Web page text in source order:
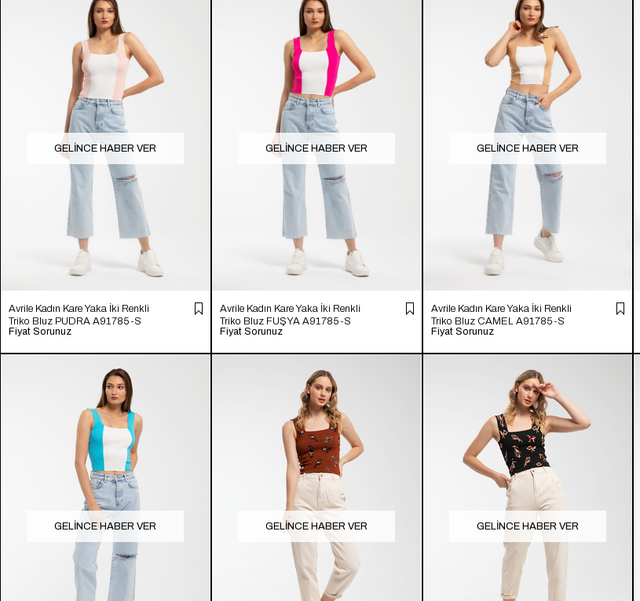
GELINCE HABER VER
Avrile Kadın Kare Yaka İki Renkli
Triko Bluz PUDRA A91785-S
Fiyat Sorunuz
GELINCE HABER VER
Avrile Kadın Kare Yaka İki Renkli
Triko Bluz FUŞYA A91785-S
Fiyat Sorunuz
GELINCE HABER VER
Avrile Kadın Kare Yaka İki Renkli
Triko Bluz CAMEL A91785-S
Fiyat Sorunuz
GELINCE HABER VER GELINCE HABER VER GELINCE HABER VER